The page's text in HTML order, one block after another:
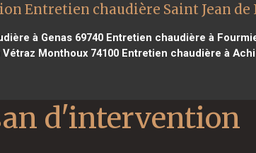
Entretien chaudière Saint Jean de
à Genas 69740Entretien chaudière à
Monthoux 74100 Entretien chaudière à
d'intervention